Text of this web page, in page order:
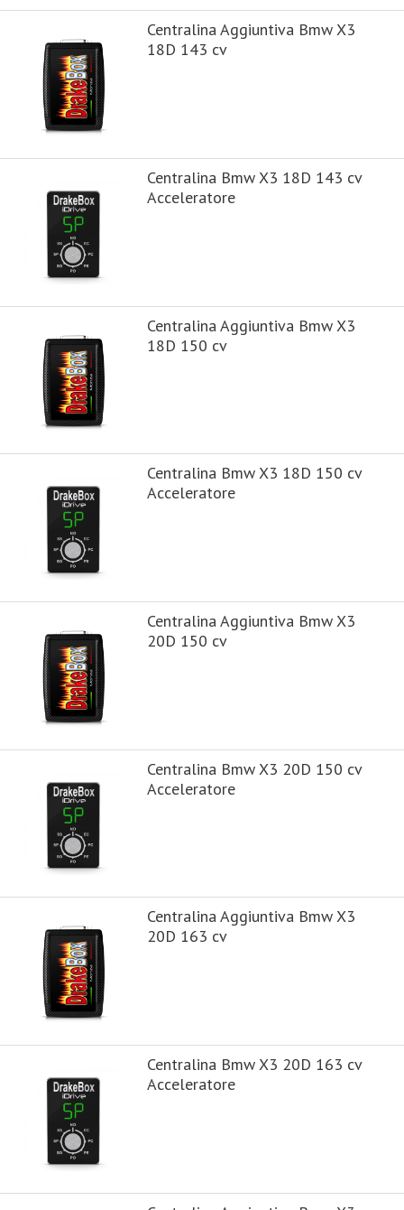
Centralina Aggiuntiva Bmw X3
18D 143 cv
Centralina Bmw X3 18D 143 cv
Acceleratore
Centralina Aggiuntiva Bmw X3
18D 150 cv
Centralina Bmw X3 18D 150 cv
Acceleratore
Centralina Aggiuntiva Bmw X3
20D 150 cv
Centralina Bmw X3 20D 150 cv
Acceleratore
Centralina Aggiuntiva Bmw X3
20D 163 cv
Centralina Bmw X3 20D 163 cv
Acceleratore